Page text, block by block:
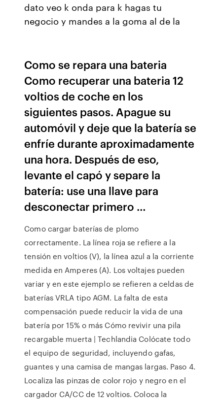
dato veo k onda para k hagas tu
negocio y mandes a la goma al de la
Como se repara una bateria
Como recuperar una bateria 12
voltios de coche en los
siguientes pasos. Apague su
automóvil y deje que la batería se
enfríe durante aproximadamente
una hora. Después de eso,
levante el capó y separe la
batería: use una llave para
desconectar primero …
Como cargar baterías de plomo
correctamente. La línea roja se refiere a la
tensión en voltios (V), la línea azul a la corriente
medida en Amperes (A). Los voltajes pueden
variar y en este ejemplo se refieren a celdas de
baterías VRLA tipo AGM. La falta de esta
compensación puede reducir la vida de una
batería por 15% o más Cómo revivir una pila
recargable muerta | Techlandia Colócate todo
el equipo de seguridad, incluyendo gafas,
guantes y una camisa de mangas largas. Paso 4.
Localiza las pinzas de color rojo y negro en el
cargador CA/CC de 12 voltios. Coloca la